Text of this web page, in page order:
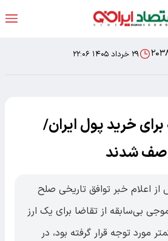
۲۹ خرداد ۱۴۰۵ ۲۲:۰۶
خرید پول ایران/
صف شدند
از اعلام خبر توافق تاریخی صلح
بی‌سابقه از تقاضا برای یک ارز
مورد توجه قرار گرفته بود، در